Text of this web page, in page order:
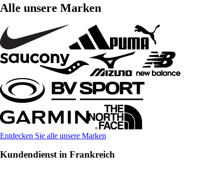
Alle unsere Marken
Entdecken Sie alle unsere Marken
Kundendienst in Frankreich